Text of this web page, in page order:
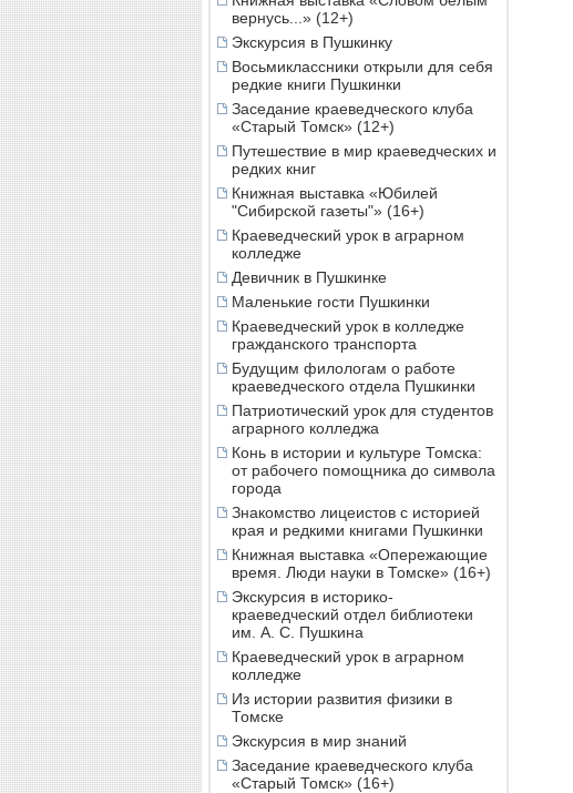
вернусь...» (12+)
Экскурсия в Пушкинку
Восьмиклассники открыли для себя
редкие книги Пушкинки
Заседание краеведческого клуба
«Старый Томск» (12+)
Путешествие в мир краеведческих и
редких книг
Книжная выставка «Юбилей
"Сибирской газеты"» (16+)
Краеведческий урок в аграрном
колледже
Девичник в Пушкинке
Маленькие гости Пушкинки
Краеведческий урок в колледже
гражданского транспорта
Будущим филологам о работе
краеведческого отдела Пушкинки
Патриотический урок для студентов
аграрного колледжа
Конь в истории и культуре Томска:
от рабочего помощника до символа
города
Знакомство лицеистов с историей
края и редкими книгами Пушкинки
Книжная выставка «Опережающие
время. Люди науки в Томске» (16+)
Экскурсия в историко-
краеведческий отдел библиотеки
им. А. С. Пушкина
Краеведческий урок в аграрном
колледже
Из истории развития физики в
Томске
Экскурсия в мир знаний
Заседание краеведческого клуба
«Старый Томск» (16+)